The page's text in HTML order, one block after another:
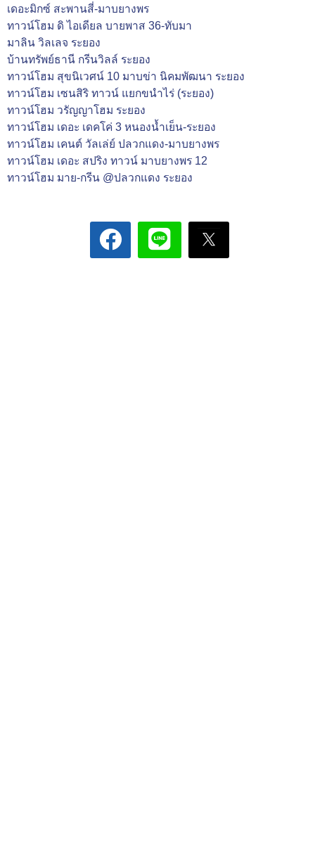
เดอะมิกซ์ สะพานสี่-มาบยางพร
ทาวน์โฮม ดิ ไอเดียล บายพาส 36-ทับมา
มาลิน วิลเลจ ระยอง
บ้านทรัพย์ธานี กรีนวิลล์ ระยอง
ทาวน์โฮม สุขนิเวศน์ 10 มาบข่า นิคมพัฒนา ระยอง
ทาวน์โฮม เซนสิริ ทาวน์ แยกขนำไร่ (ระยอง)
ทาวน์โฮม วรัญญาโฮม ระยอง
ทาวน์โฮม เดอะ เดคโค่ 3 หนองน้ำเย็น-ระยอง
ทาวน์โฮม เคนต์ วัลเล่ย์ ปลวกแดง-มาบยางพร
ทาวน์โฮม เดอะ สปริง ทาวน์ มาบยางพร 12
ทาวน์โฮม มาย-กรีน @ปลวกแดง ระยอง